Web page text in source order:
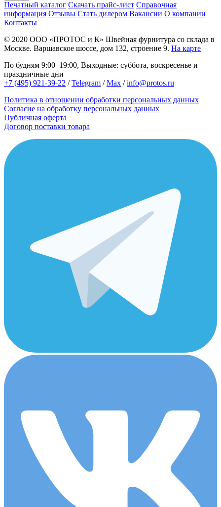
Печатный каталог Скачать прайс-лист Справочная
информация Отзывы Стать дилером Вакансии О компании
Контакты
© 2020 ООО «ПРОТОС и К» Швейная фурнитура со склада в
Москве. Варшавское шоссе, дом 132, строение 9. На карте
По будням 9:00–19:00, Выходные: суббота, воскресенье и
праздничные дни
+7 (495) 921-39-22 /Telegram /Max /info@protos.ru
Политика в отношении обработки персональных данных
Согласие на обработку персональных данных
Публичная оферта
Договор поставки товара